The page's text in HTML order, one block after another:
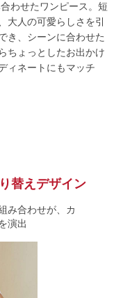
わせたワンピース。短
大人の可愛らしさを引
き、シーンに合わせた
ちょっとしたお出かけ
ィネートにもマッチ
替えデザイン
み合わせが、カ
演出